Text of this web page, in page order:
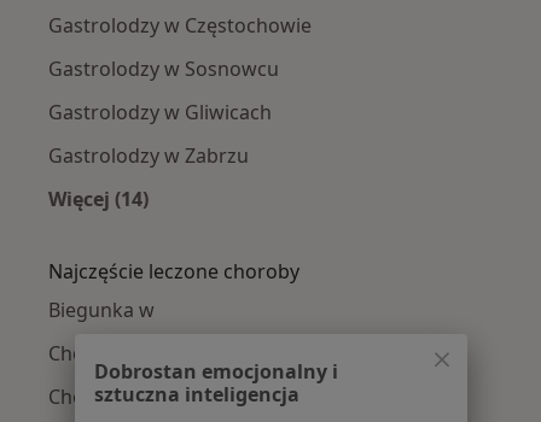
Gastrolodzy w Częstochowie
Gastrolodzy w Sosnowcu
Gastrolodzy w Gliwicach
Gastrolodzy w Zabrzu
Więcej (14)
Najczęście leczone choroby
Biegunka w
Choroba wrzodowa w
Choroby przewodu pokarmowego w
Dobrostan emocjonalny i
sztuczna inteligencja